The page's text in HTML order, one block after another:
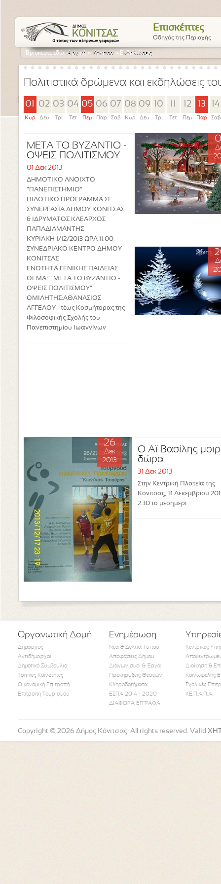
Επισκέπτες
Οδηγός της Περιοχής
Βρίσκεστε εδώ:Αρχική » Κόνιτσα » Εκδηλώσεις
Πολιτιστικά δρώμενα και εκδηλώσεις
01
Κυρ
02
Δευ
03
Τρι
04
Τετ
05
Πεμ
06
Παρ
07
Σαβ
08
Κυρ
09
Δευ
10
Τρι Τετ
12
Πεμ
13
Παρ
14
Σαβ
ΜΕΤΑ ΤΟ ΒΥΖΑΝΤΙΟ -
ΟΨΕΙΣ ΠΟΛΙΤΙΣΜΟΥ
01 Δεκ 2013
ΔΗΜΟΤΙΚΟ ΑΝΟΙΧΤΟ
"ΠΑΝΕΠΙΣΤΗΜΙΟ"
ΠΙΛΟΤΙΚΟ ΠΡΟΓΡΑΜΜΑ ΣΕ
ΣΥΝΕΡΓΑΣΙΑ ΔΗΜΟΥ ΚΟΝΙΤΣΑΣ
& ΙΔΡΥΜΑΤΟΣ ΚΛΕΑΡΧΟΣ
ΠΑΠΑΔΙΑΜΑΝΤΗΣ
ΚΥΡΙΑΚΗ 1/12/2013 ΩΡΑ 11:00
ΣΥΝΕΔΡΙΑΚΟ ΚΕΝΤΡΟ ΔΗΜΟΥ
ΚΟΝΙΤΣΑΣ
ΕΝΟΤΗΤΑ ΓΕΝΙΚΗΣ ΠΑΙΔΕΙΑΣ
ΘΕΜΑ: " ΜΕΤΑ ΤΟ ΒΥΖΑΝΤΙΟ -
ΟΨΕΙΣ ΠΟΛΙΤΙΣΜΟΥ"
ΟΜΙΛΗΤΗΣ:ΑΘΑΝΑΣΙΟΣ
ΑΓΓΕΛΟΥ - τέως Κοσμήτορας της
Φιλοσοφικής Σχολής του
Πανεπιστημίου Ιωαννίνων
26
Δεκ
2013
Ο Αϊ Βασίλης
δώρα…
31 Δεκ 2013
Στην Κεντρική Πλατεία της
Κόνιτσας, 31 Δεκεμβρίου
2.30 το μεσημέρι
Οργανωτική Δομή
Δήμαρχος
Αντιδήμαρχοι
Δημοτικό Συμβούλιο
Τοπικές Κοινότητες
Οικονομική Επιτροπή
Επιτροπή Τουρισμού
Ενημέρωση
Νέα & Δελτία Τύπου
Αποφάσεις Δήμου
Διαγωνισμοί & Έργα
Προκηρύξεις Θέσεων
Κληροδοτήματα
ΕΣΠΑ 2014 - 2020
ΔΙΑΦΟΡΑ ΕΓΓΡΑΦΑ
Κεντρικές
Διοίκηση &
Κοινωφελής
Σχολικές
ΚΕ.Π.Α.Π.Α.
Follow Us
Copyright © 2026 Δήμος Κόνιτσας. All rights reserved. Valid